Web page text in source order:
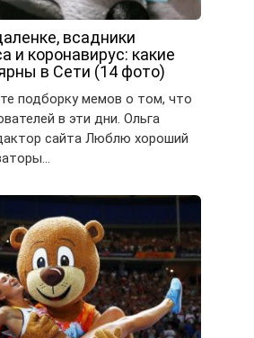
всадники
и коронавирус: какие
в Сети (14 фото)
подборку мемов о том, что
в эти дни. Ольга
сайта Люблю хороший